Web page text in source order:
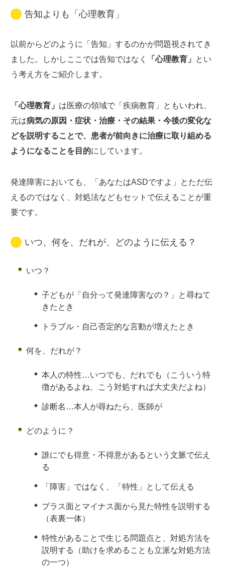
告知よりも「心理教育」
以前からどのように「告知」するのかが問題視されてき
ました。しかしここでは告知ではなく
「心理教育」
とい
う考え方をご紹介します。
「心理教育」 は医療の領域で「疾病教育」ともいわれ、
元は病気の原因・症状・治療・その結果・今後の変化な
どを説明することで、患者が前向きに治療に取り組める
ようになることを目的にしています。
発達障害においても、「あなたはASDですよ」とただ伝
えるのではなく、対処法などもセットで伝えることが重
要です。
いつ、何を、だれが、どのように伝える？
いつ？
子どもが「自分って発達障害なの？」と尋ねて
きたとき
トラブル・自己否定的な言動が増えたとき
何を、だれが？
本人の特性…いつでも、だれでも（こういう特
徴があるよね、こう対処すれば大丈夫だよね）
診断名…本人が尋ねたら、医師が
どのように？
誰にでも得意・不得意があるという文脈で伝え
る
「障害」ではなく、「特性」として伝える
プラス面とマイナス面から見た特性を説明する
（表裏一体）
特性があることで生じる問題点と、対処方法を
説明する（助けを求めることも立派な対処方法
の一つ）